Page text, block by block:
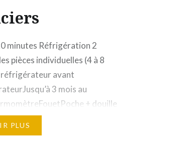
minutes Réfrigération 2
pièces individuelles (4 à 8
réfrigérateur avant
3 mois au
+ douille
beurre noisette2g
sucre glaceZestes
PLUS